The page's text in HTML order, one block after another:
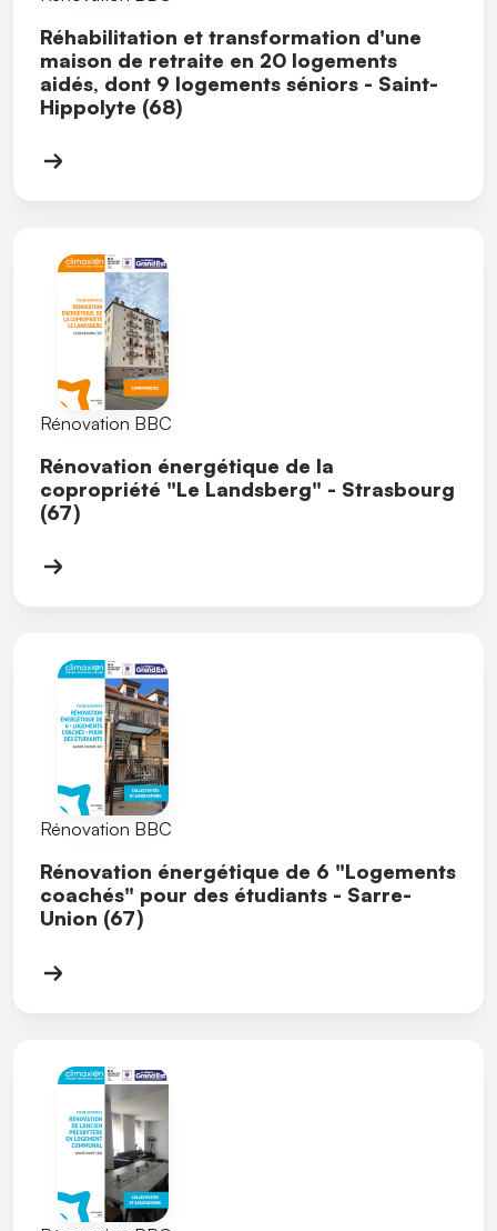
Réhabilitation et transformation d'une
maison de retraite en 20 logements
aidés, dont 9 logements séniors - Saint-
Hippolyte (68)
Rénovation BBC
Rénovation énergétique de la
copropriété "Le Landsberg" - Strasbourg
(67)
Rénovation BBC
Rénovation énergétique de 6 "Logements
coachés" pour des étudiants - Sarre-
Union (67)